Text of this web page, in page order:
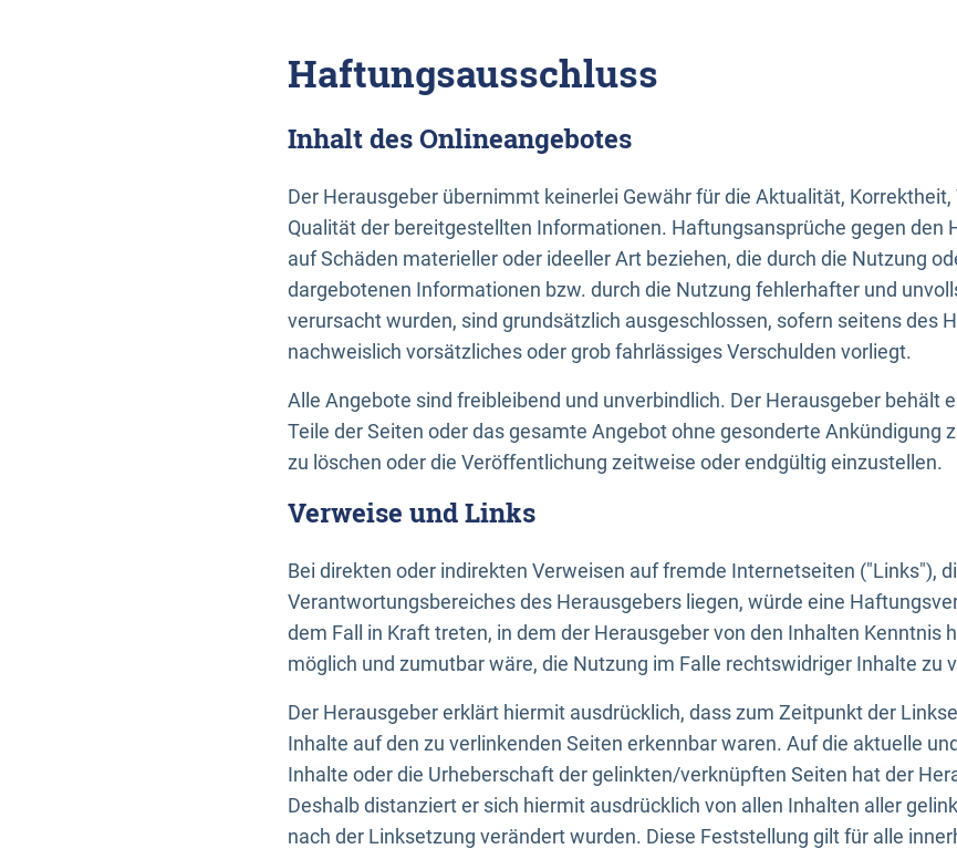
Haftungsausschluss
Inhalt des Onlineangebotes
Der Herausgeber übernimmt keinerlei Gewähr für die Aktualität,
Qualität der bereitgestellten Informationen. Haftungsansprüche gegen den
auf Schäden materieller oder ideeller Art beziehen, die durch die Nutzung
dargebotenen Informationen bzw. durch die Nutzung fehlerhafter und
verursacht wurden, sind grundsätzlich ausgeschlossen, sofern seitens des
nachweislich vorsätzliches oder grob fahrlässiges Verschulden vorliegt.
Alle Angebote sind freibleibend und unverbindlich. Der Herausgeber behält
Teile der Seiten oder das gesamte Angebot ohne gesonderte Ankündigung
zu löschen oder die Veröffentlichung zeitweise oder endgültig einzustellen.
Verweise und Links
Bei direkten oder indirekten Verweisen auf fremde Internetseiten ("Links"),
Verantwortungsbereiches des Herausgebers liegen, würde eine
dem Fall in Kraft treten, in dem der Herausgeber von den Inhalten Kenntnis
möglich und zumutbar wäre, die Nutzung im Falle rechtswidriger Inhalte zu
Der Herausgeber erklärt hiermit ausdrücklich, dass zum Zeitpunkt der
Inhalte auf den zu verlinkenden Seiten erkennbar waren. Auf die aktuelle
Inhalte oder die Urheberschaft der gelinkten/verknüpften Seiten hat der
Deshalb distanziert er sich hiermit ausdrücklich von allen Inhalten aller
nach der Linksetzung verändert wurden. Diese Feststellung gilt für alle